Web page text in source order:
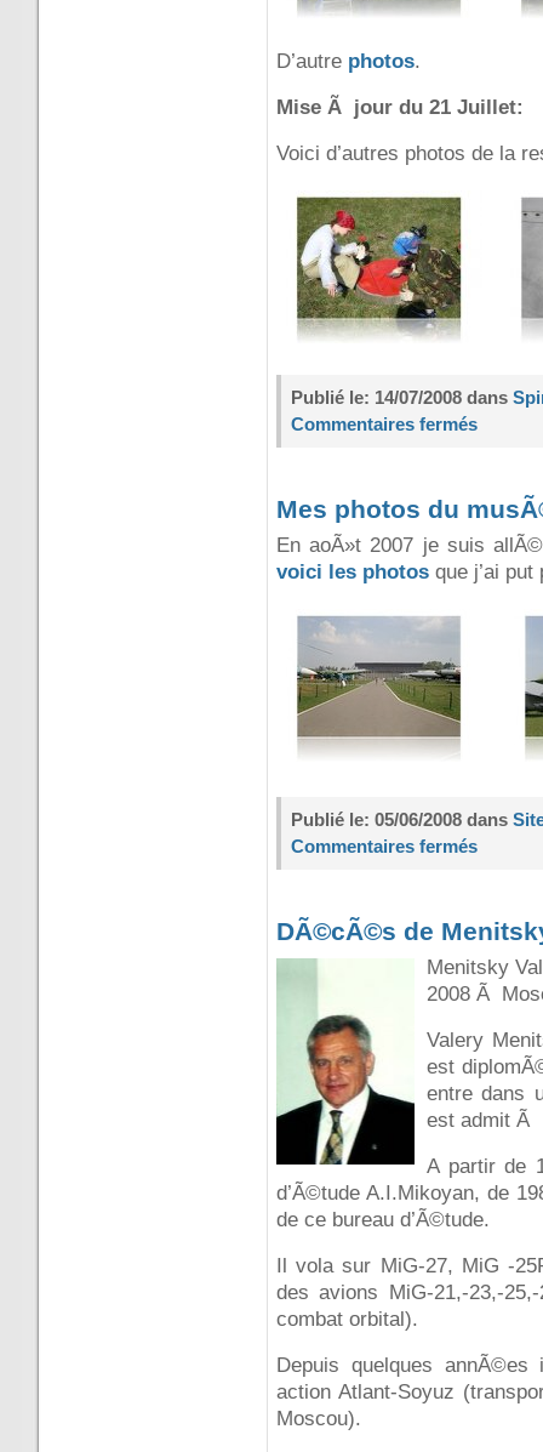
D’autre photos.
Mise Ã jour du 21 Juillet:
Voici d’autres photos de la
Publié le: 14/07/2008 dans
Commentaires fermés
Mes photos du
En aoÃ»t 2007 je suis
voici les photos que j’ai put
Publié le: 05/06/2008 dans
Commentaires fermés
DÃ©cÃ©s de
Menitsky
2008 Ã
Valery
est
entre dans
est admit Ã
A partir de
d’Ã©tude A.I.Mikoyan, de
de ce bureau d’Ã©tude.
Il vola sur MiG-27, MiG -
des avions MiG-21,-23,-
combat orbital).
Depuis quelques
action Atlant-Soyuz
Moscou).